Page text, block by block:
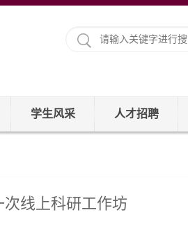
学生风采 人才招聘
线上科研工作坊